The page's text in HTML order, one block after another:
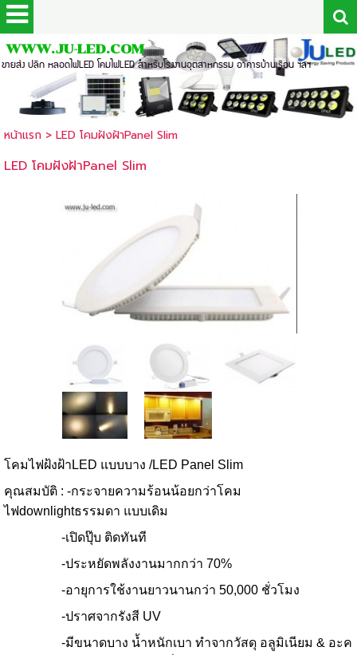
WWW.JU-LED.COM
ขายส่ง ปลีก หลอดไฟLED โคมไฟLED สำหรับโรงงานอุตสาหกรรม อาคารบ้านเรือน ฯลฯ
หน้าแรก> LED โคมฝังฝ้าPanel Slim
LED โคมฝังฝ้าPanel Slim
โคมไฟฝ้งฝ้า LED แบบบาง /LED Panel Slim
คุณสมบัติ : -กระจายความร้อนน้อยกว่าโคม
ไฟdownlightธรรมดา แบบเดิม
-เปิดปุ๊บ ติดทันที
-ประหยัดพลังงานมากกว่า 70%
-อายุการใช้งานยาวนานกว่า 50,000 ชั่วโมง
-ปราศจากรังสี UV
-มีขนาดบาง น้ำหนักเบา ทำจากวัสดุ อลูมิเนียม & อะค